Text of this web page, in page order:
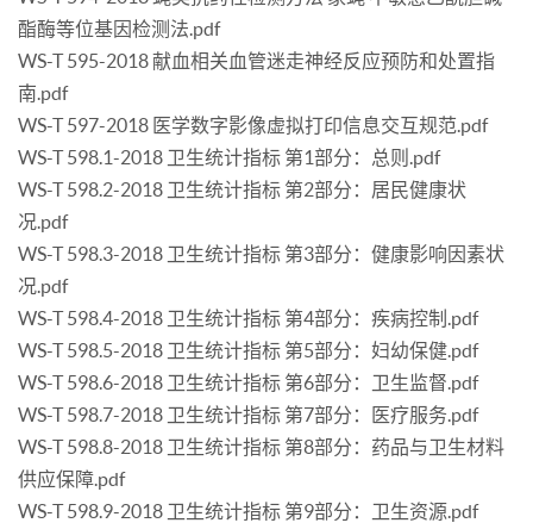
酯酶等位基因检测法.pdf
WS-T 595-2018 献血相关血管迷走神经反应预防和处置指
南.pdf
WS-T 597-2018 医学数字影像虚拟打印信息交互规范.pdf
WS-T 598.1-2018 卫生统计指标 第1部分：总则.pdf
WS-T 598.2-2018 卫生统计指标 第2部分：居民健康状
况.pdf
WS-T 598.3-2018 卫生统计指标 第3部分：健康影响因素状
况.pdf
WS-T 598.4-2018 卫生统计指标 第4部分：疾病控制.pdf
WS-T 598.5-2018 卫生统计指标 第5部分：妇幼保健.pdf
WS-T 598.6-2018 卫生统计指标 第6部分：卫生监督.pdf
WS-T 598.7-2018 卫生统计指标 第7部分：医疗服务.pdf
WS-T 598.8-2018 卫生统计指标 第8部分：药品与卫生材料
供应保障.pdf
WS-T 598.9-2018 卫生统计指标 第9部分：卫生资源.pdf